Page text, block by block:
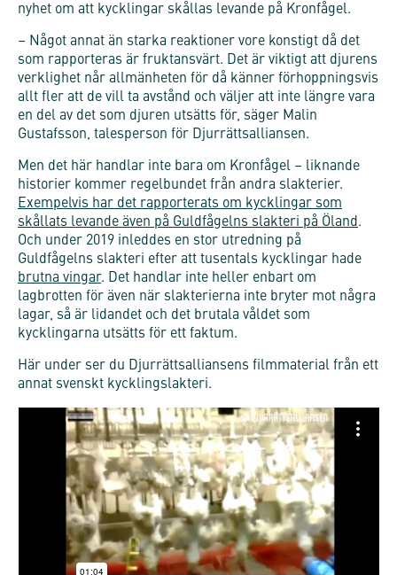
nyhet om att kycklingar skållas levande på Kronfågel.
– Något annat än starka reaktioner vore konstigt då det
som rapporteras är fruktansvärt. Det är viktigt att djurens
verklighet når allmänheten för då känner förhoppningsvis
allt fler att de vill ta avstånd och väljer att inte längre vara
en del av det som djuren utsätts för, säger Malin
Gustafsson, talesperson för Djurrättsalliansen.
Men det här handlar inte bara om Kronfågel – liknande
historier kommer regelbundet från andra slakterier.
Exempelvis har det rapporterats om kycklingar som
skållats levande även på Guldfågelns slakteri på Öland.
Och under 2019 inleddes en stor utredning på
Guldfågelns slakteri efter att tusentals kycklingar hade
brutna vingar. Det handlar inte heller enbart om
lagbrotten för även när slakterierna inte bryter mot några
lagar, så är lidandet och det brutala våldet som
kycklingarna utsätts för ett faktum.
Här under ser du Djurrättsalliansens filmmaterial från ett
annat svenskt kycklingslakteri.